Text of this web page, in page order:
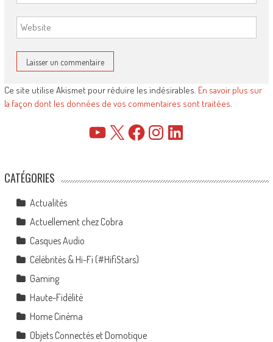
Ce site utilise Akismet pour réduire les indésirables. En savoir plus sur
la façon dont les données de vos commentaires sont traitées
YouTube FacebookInstagramLinkedIn
CATÉGORIES
Actualités
Actuellement chez Cobra
Casques Audio
Célébrités & Hi-Fi (#HifiStars)
Gaming
Haute-Fidélité
Home Cinéma
Objets Connectés et Domotique